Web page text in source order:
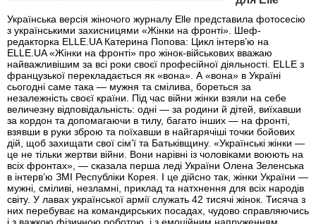
Українська версія жіночого журналу Elle представила фотосесію
з українськими захисницями «Жінки на фронті». Шеф-
редакторка ELLE.UA Катерина Попова: Цикл інтерв’ю на
ELLE.UA «Жінки на фронті» про жінок-військових вважаю
найважливішим за всі роки своєї професійної діяльності. ELLE з
французької перекладається як «вона». А «вона» в Україні
сьогодні саме така — мужня та смілива, бореться за
незалежність своєї країни. Під час війни жінки взяли на себе
величезну відповідальність: одні — за родини й дітей, виїхавши
за кордон та допомагаючи в тилу, багато інших — на фронті,
взявши в руки зброю та поїхавши в найгарячіші точки бойових
дій, щоб захищати свої сім’ї та Батьківщину. «Українські жінки —
це не тільки жертви війни. Вони нарівні із чоловіками воюють на
всіх фронтах», — сказала перша леді України Олена Зеленська
в інтерв’ю ЗМІ Республіки Корея. І це дійсно так, жінки України —
мужні, сміливі, незламні, приклад та натхнення для всіх народів
світу. У лавах української армії служать 42 тисячі жінок. Тисяча з
них перебуває на командирських посадах, чудово справляючись